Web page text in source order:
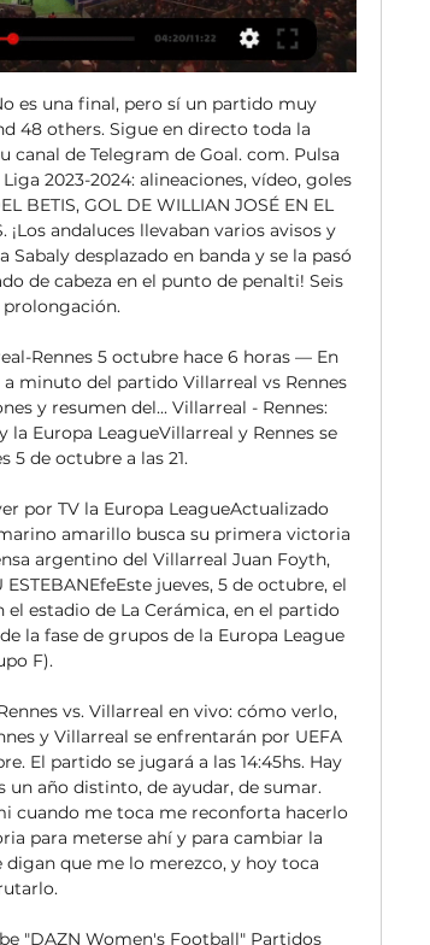
correspondiente a la... Partidos de hoy - Dónde ver partidos de fútbol televisados hoy¿A qué hora se juega el partido de hoy? Os mostramos los detalles de uno de los partidos de hoy jueves más destacados, de la Europa League, de entre todos los partidos televisados hoy. A continuación el horario de ese partido de hoy y pulsando las flechas descubrirás el mejor fútbol en TV que se emitirá próximamente: Real BetisSparta Praha Europa League VillarrealRennes Athletic ClubAlmería LaLiga EA Sports CádizGirona Real MadridOsasuna RCD MallorcaValencia CF SevillaRayo Vallecano VillarrealUD Las Palmas Atlético de MadridReal Sociedad AlavésReal Betis Celta de VigoGetafe GranadaFC Barcelona EspañaEscocia Eurocopa 2024Clasificación NoruegaEspaña ¿Dónde ver hoy por TV el partido de la Europa League? El Real Betis - Sparta Praha es uno de los partidos televisados más interesantes de la jornada y podrás verlo hoy a las 6:45 de la tarde (horario peninsular en España), retransmitido en directo por los siguientes canales de TV: LaLiga TV BAR M+ Dial 300Liga de Campeones M+ Dial 60Liga de Campeones 3 M+ Dial 62 ¿Quién juega hoy? Próximos partidos televisados esta semana LaLiga Hypermotion Mirandés SD Eibar LaLiga TV Hypermotion 2 M+ Dial 59LaLiga TV BAR 2 M+ Dial 301 FC Andorra Real Zaragoza LaLiga TV Hypermotion M+ Dial 56LaLiga TV BAR 3 M+ Dial 302 Cartagena RCD Espanyol Racing Ferrol Amorebieta Olympique Marsella Brighton Liga de Campeones 2 M+ Dial 61Liga de Campeones 3 M+ Dial 62 Sporting de Lisboa Atalanta Liga de Campeones 3 M+ Dial 62Liga de Campeones 4 M+ Dial 180 AEK Larnaca Ajax de Ámsterdam Liga de Campeones 3 M+ Dial 62Liga de Campeones 5 M+ Dial 181 Aris Limassol Glasgow Rangers Liga de Campeones 3 M+ Dial 62Liga de Campeones 7 M+ Dial 183 Backa Topola Olympiacos Liga de Campeones 3 M+ Dial 62Liga de Campeones 8 M+ Dial 184 Friburgo West Ham Liga de Campeones 3 M+ Dial 62Liga de Campeones 6 M+ Dial 182 Raków Czestochowa Sturm Graz Liga de Campeones 3 M+ Dial 62Liga de Campeones 9 M+ Dial 185 Real Betis Sparta Praha Liverpool Saint-Gilloise Toulouse LASK Linz Villarreal Rennes AS Roma Servette Genève Hacken Qarabag Maccabi Haifa Panathinaikos Molde Bayer Leverkusen Slavia Praga FC Sheriff Conference League Astana Viktoria Pilsen Liga de Campeones 2 M+ Dial 61 Ballkani Dinamo Zagreb Liga de Campeones 3 M+ Dial 62 Besiktas Lugano Liga de Campeones 3 M+ Dial 62Liga de Campeones 10 M+ Dial 186 Bodo Glimt Club Brujas Liga de Campeones 3 M+ Dial 62Liga de Campeones 11 M+ Dial 187 Breidablik Zorya Luhansk Gent Maccabi Tel Aviv Liga de Campeones 3 M+ Dial 62Liga de Campeones 13 M+ Dial 189 KÍ Klaksvik Lille LOSC Liga de Campeones 3 M+ Dial 62Liga de Campeones 12 M+ Dial 188 Olimpija Ljubljana Slovan Bratislava Aston Villa Zrinjski Mostar AZ Alkmaar Legia Varsovia ACF Fiorentina Ferencváros Aberdeen HJK Helsinki Cukaricki Genk Nordsjaelland PFC Ludogorets PAOK Salónica Eintracht Frankfurt Spartak Trnava Fenerbahçe Copa CONMEBOL Libertadores Defensa y Justicia Semifinales LDU Quito 0-0 Internacional Fluminense 1-2 Liga F Levante Las Planas Sporting Huelva FC Barcelona Femenino Valencia Femenino Partidos televisados mañana viernes Athletic Club Almería LaLiga TV BAR M+ Dial 300 Albacete Levante LaLiga TV Hypermotion M+ Dial 56LaLiga TV BAR 2 M+ Dial 301 Bundesliga Borussia Mönchengladbach Mainz 05 Liga de Campeones M+ Dial 60 Francia Ligue 1 Racing de Estrasburgo Nantes Championship Birmingham City West Bromwich Albion Palmeiras Boca Juniors Division 1 Féminine Le Havre AC Femenino Paris FC Femenino Women's Super League Manchester Utd. 

El equipo cuenta con todos sus efectivos para afrontar al Villarreal y con cierta estabilidad en el juego, aunque el técnico puede optar por titularizar al turco Bertug Yildirim, llegado a última hora al equipo pero que se ha revelado como un anotador eficaz. VILLARREAL-STADE REIMS - EN VIVO EN DIRECTO hace 1 día — Este será el quinto partido como visitante del Rennes ante un rival español en Europa (1V 1E 2D en los primeros cuatro), con cada uno siendo... 

00 horas en el Estadio de la Cerámica en el partido correspondiente a la jornada 2 defase de grupos de Europa League. El Villarreales 13º en la clasificación de LaLiga Santander y encadena una mala racha de resultados. Los de Pacheta solo han conseguido una victoria en los últimos siete partidos (4 derrotas y 2 empates). En su debut esta temporada en Europa League el 'submarino amarillo' cayó derrotado a domicilio por 2-0 ante el Panathinaikos. El Stade Rennes, por su parte, marcha 6º en la Ligue 1 y lleva una dinámica más positiva que su rival español, con ocho partidos sin conocer la derrota (3 victorias y 4 empates). 

Partido Villarreal vs Rennes EN VIVO Ver Por Internet y Gratis 5 oct 2023 — No te pierdas todas las novedades del partido en directo entre Villarreal vs Villarreal. Cada minuto del Stade Rennes. Villarreal Estadio Rennes ...

Villarreal en directo 14 diciembre 2023